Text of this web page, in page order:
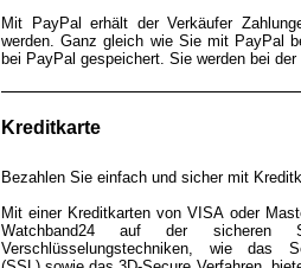
Mit PayPal erhält der Verkäufer
werden. Ganz gleich wie Sie mit PayPal
bei PayPal gespeichert. Sie werden bei
Kreditkarte
Bezahlen Sie einfach und sicher mit
Mit einer Kreditkarten von VISA oder
Watchband24 auf der sicheren
Verschlüsselungstechniken, wie das